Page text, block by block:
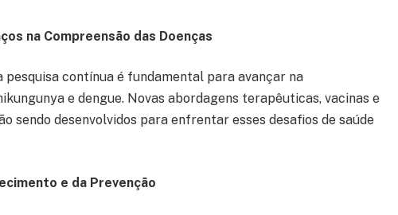
na Compreensão das Doenças
pesquisa contínua é fundamental para avançar na
e dengue. Novas abordagens terapêuticas, vacinas e
sendo desenvolvidos para enfrentar esses desafios de saúde
e da Prevenção